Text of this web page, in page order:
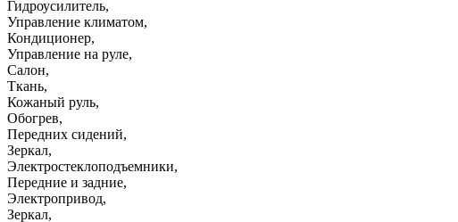
Гидроусилитель,
Управление климатом,
Кондиционер,
Управление на руле,
Салон,
Ткань,
Кожаный руль,
Обогрев,
Передних сидений,
Зеркал,
Электростеклоподъемники,
Передние и задние,
Электропривод,
Зеркал,